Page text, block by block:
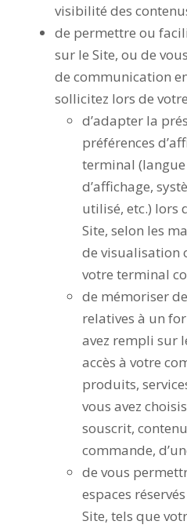
visibilité des
de permettre ou
sur le Site, ou de
de communication
sollicitez lors de
d’adapter la
préférences
terminal
d’affichage,
utilisé, etc.) lors
Site, selon les
de visualisation
votre terminal
de mémoriser
relatives à un
avez rempli sur
accès à votre
produits,
vous avez
souscrit,
commande,
de vous
espaces
Site, tels que